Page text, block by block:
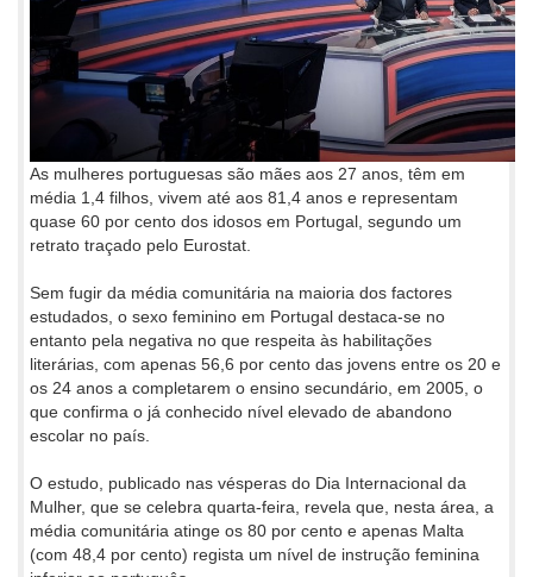
As mulheres portuguesas são mães aos 27 anos, têm em
média 1,4 filhos, vivem até aos 81,4 anos e representam
quase 60 por cento dos idosos em Portugal, segundo um
retrato traçado pelo Eurostat.
Sem fugir da média comunitária na maioria dos factores
estudados, o sexo feminino em Portugal destaca-se no
entanto pela negativa no que respeita às habilitações
literárias, com apenas 56,6 por cento das jovens entre os 20 e
os 24 anos a completarem o ensino secundário, em 2005, o
que confirma o já conhecido nível elevado de abandono
escolar no país.
O estudo, publicado nas vésperas do Dia Internacional da
Mulher, que se celebra quarta-feira, revela que, nesta área, a
média comunitária atinge os 80 por cento e apenas Malta
(com 48,4 por cento) regista um nível de instrução feminina